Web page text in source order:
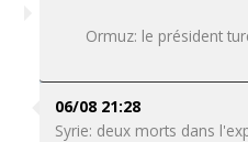
Ormuz: le président
06/08 21:28
Syrie: deux morts dans